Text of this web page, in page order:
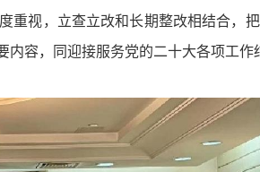
重视，立查立改和长期整改相结合，
容，同迎接服务党的二十大各项工作